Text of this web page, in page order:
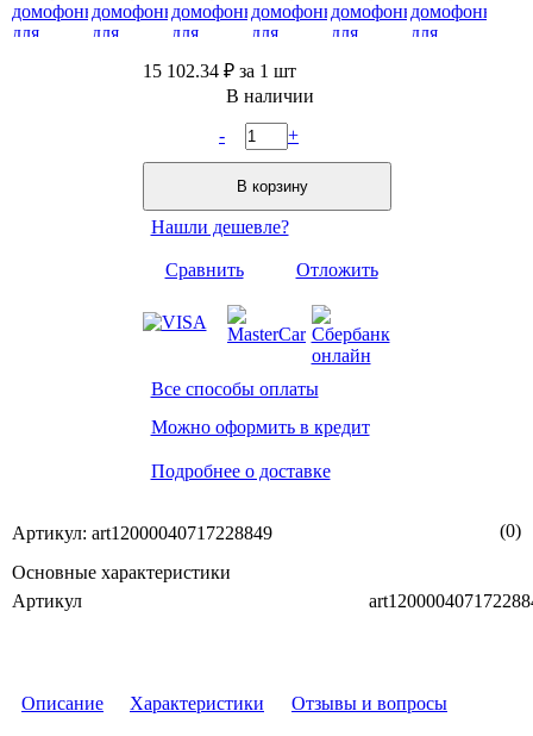
Артикул: art12000040717228849 (0)
15 102.34 ₽ за 1 шт
В наличии
-
+
В корзину
Нашли дешевле?
Сравнить Отложить
Все способы оплаты
Можно оформить в кредит
Подробнее о доставке
Основные характеристики
Артикул
Описание Характеристики Отзывы и вопросы